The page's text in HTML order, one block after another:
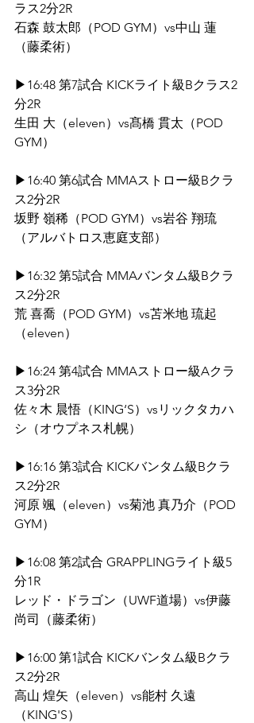
ラス2分2R
石森 鼓太郎（POD GYM）vs中山 蓮
（藤柔術）
▶16:48 第7試合 KICKライト級Bクラス2
分2R
生田 大（eleven）vs髙橋 貫太（POD
GYM）
▶16:40 第6試合 MMAストロー級Bクラ
ス2分2R
坂野 嶺稀（POD GYM）vs岩谷 翔琉
（アルバトロス恵庭支部）
▶16:32 第5試合 MMAバンタム級Bクラ
ス2分2R
荒 喜喬（POD GYM）vs苫米地 琉起
（eleven）
▶16:24 第4試合 MMAストロー級Aクラ
ス3分2R
佐々木 晨悟（KING‘S）vsリックタカハ
シ（オウプネス札幌）
▶16:16 第3試合 KICKバンタム級Bクラ
ス2分2R
河原 颯（eleven）vs菊池 真乃介（POD
GYM）
▶16:08 第2試合 GRAPPLINGライト級5
分1R
レッド・ドラゴン（UWF道場）vs伊藤
尚司（藤柔術）
▶16:00 第1試合 KICKバンタム級Bクラ
ス2分2R
高山 煌矢（eleven）vs能村 久遠
（KING'S）